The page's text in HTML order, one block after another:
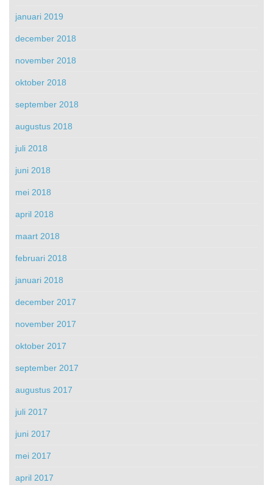
januari 2019
december 2018
november 2018
oktober 2018
september 2018
augustus 2018
juli 2018
juni 2018
mei 2018
april 2018
maart 2018
februari 2018
januari 2018
december 2017
november 2017
oktober 2017
september 2017
augustus 2017
juli 2017
juni 2017
mei 2017
april 2017